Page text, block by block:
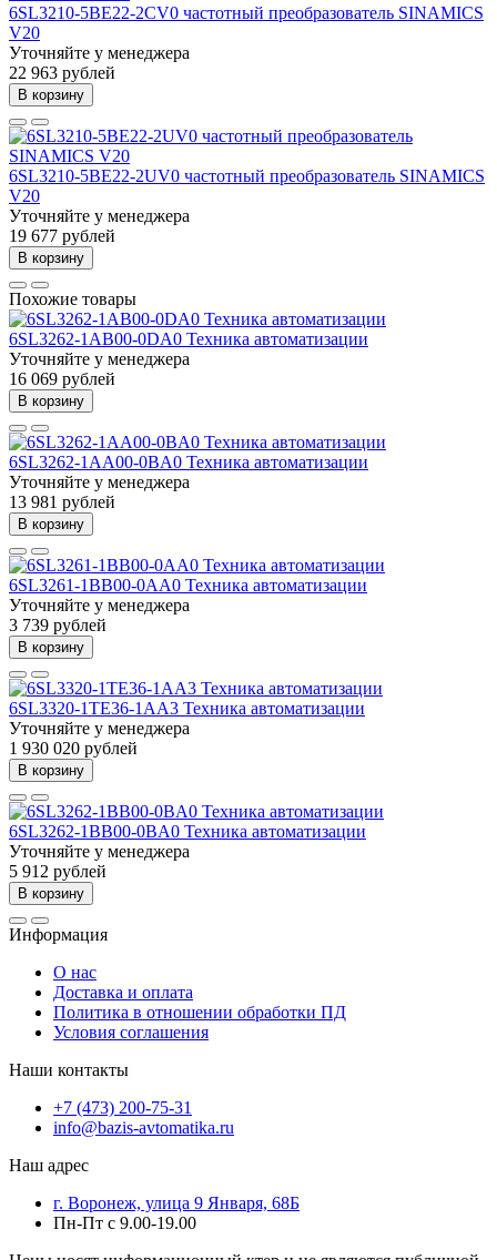
6SL3210-5BE22-2CV0 частотный преобразователь SINAMICS
V20
Уточняйте у менеджера
22 963 рублей
В корзину
6SL3210-5BE22-2UV0 частотный преобразователь SINAMICS
V20
Уточняйте у менеджера
19 677 рублей
В корзину
Похожие товары
6SL3262-1AB00-0DA0 Техника автоматизации
Уточняйте у менеджера
16 069 рублей
В корзину
6SL3262-1AA00-0BA0 Техника автоматизации
Уточняйте у менеджера
13 981 рублей
В корзину
6SL3261-1BB00-0AA0 Техника автоматизации
Уточняйте у менеджера
3 739 рублей
В корзину
6SL3320-1TE36-1AA3 Техника автоматизации
Уточняйте у менеджера
1 930 020 рублей
В корзину
6SL3262-1BB00-0BA0 Техника автоматизации
Уточняйте у менеджера
5 912 рублей
В корзину
Информация
О нас
Доставка и оплата
Политика в отношении обработки ПД
Условия соглашения
Наши контакты
+7 (473) 200-75-31
info@bazis-avtomatika.ru
Наш адрес
г. Воронеж, улица 9 Января, 68Б
Пн-Пт с 9.00-19.00